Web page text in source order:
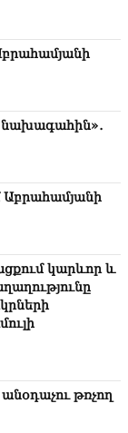
նախագահին»․
Աբրահամյանի
կարևոր և
թռչող